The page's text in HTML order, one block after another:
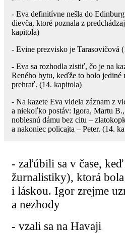
- Eva definitívne nešla do
dievča, ktoré poznala z
kapitola)
- Evine prezvisko je Tarasovičová
- Eva sa rozhodla zistiť, čo je na
Reného bytu, keďže to bolo jediné
prehrať. (14. kapitola)
- Na kazete Eva videla záznam z
a niekoľko postáv: Igora, Martu
noblesnú dámu bez citu –
a nakoniec policajta – Peter. (14.
- zaľúbili sa v čase,
žurnalistiky), ktorá
i láskou. Igor zrejme
a nezhody
- vzali sa na Havaji